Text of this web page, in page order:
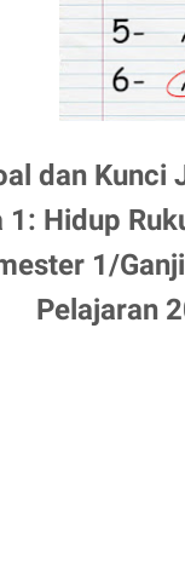
dan Kunci
1: Hidup
1/
Pelajaran